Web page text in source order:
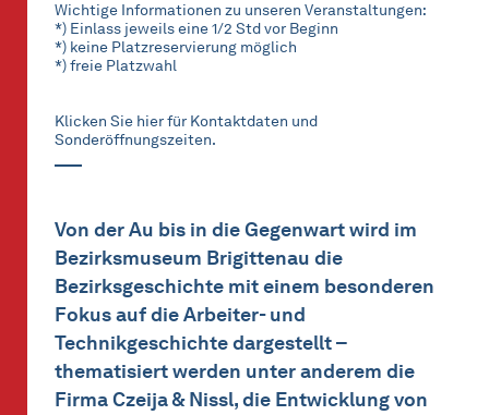
Wichtige Informationen zu unseren Veranstaltungen:
*) Einlass jeweils eine 1/2 Std vor Beginn
*) keine Platzreservierung möglich
*) freie Platzwahl
Klicken Sie hier für Kontaktdaten und
Sonderöffnungszeiten.
Von der Au bis in die Gegenwart wird im
Bezirksmuseum Brigittenau die
Bezirksgeschichte mit einem besonderen
Fokus auf die Arbeiter- und
Technikgeschichte dargestellt –
thematisiert werden unter anderem die
Firma Czeija & Nissl, die Entwicklung von